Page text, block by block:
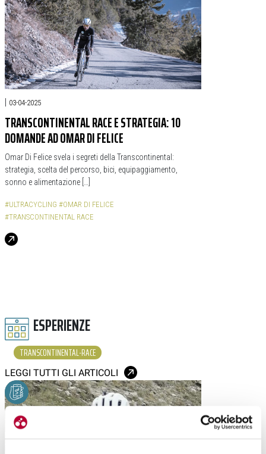
| 03-04-2025
TRANSCONTINENTAL RACE E STRATEGIA: 10
DOMANDE AD OMAR DI FELICE
Omar Di Felice svela i segreti della Transcontinental:
strategia, scelta del percorso, bici, equipaggiamento,
sonno e alimentazione […]
#ULTRACYCLING #OMAR DI FELICE
#TRANSCONTINENTAL RACE
ESPERIENZE
TRANSCONTINENTAL-RACE
LEGGI TUTTI GLI ARTICOLI